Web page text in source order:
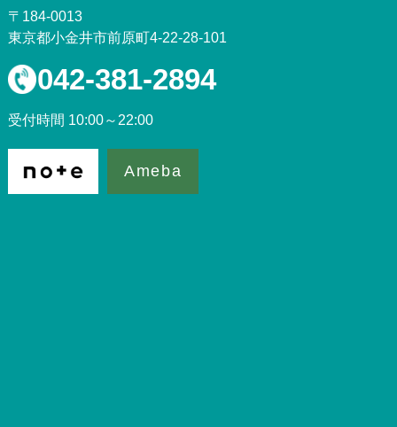
〒184-0013
東京都小金井市前原町4-22-28-101
042-381-2894
受付時間 10:00～22:00
Ameba